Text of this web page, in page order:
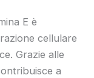
E è
cellulare
Grazie alle
a